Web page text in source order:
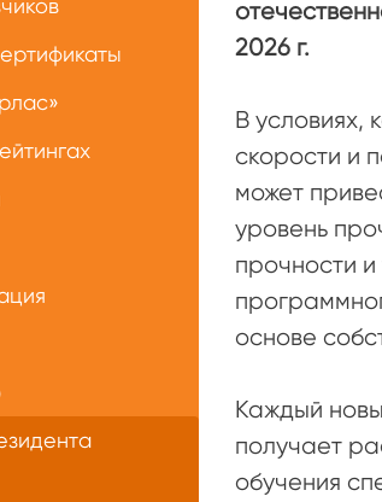
2026 г.
В условиях,
скорости и
может
уровень
прочности
основе
Каждый
получает
обучения